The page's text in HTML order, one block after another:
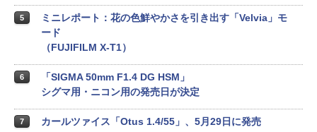
5
ミニレポート：花の色鮮やかさを引き出す「Velvia」モ
ード
（FUJIFILM X-T1）
6
「SIGMA 50mm F1.4 DG HSM」
シグマ用・ニコン用の発売日が決定
7 カールツァイス「Otus 1.4/55」、5月29日に発売